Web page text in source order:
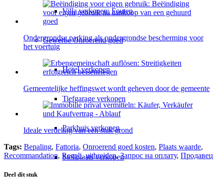
Villa verkopen: Fouten
GewerbeOnroerend goed
Hotel verkopen
Tiefgarage verkopen
Parkhuis verkopen
Stellplaats verkopen
Ondergrondse parking als ondergrondse bescherming voor
het voertuig
Gemeentelijke heffingswet wordt geheven door de gemeente
Ideale verdeling van een stuk grond
Tags: Bepaling, Fattoria, Onroerend goed kosten, Plaats waarde,
Recommandation, Regali,uitbreiden,Запрос на оплату, Продавец
Deel dit stuk